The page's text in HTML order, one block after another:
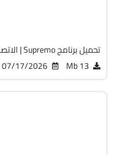
تحميل برنامج Supremo | الاتصال بالكمبيوتر عن بعد
13 Mb
07/17/2026